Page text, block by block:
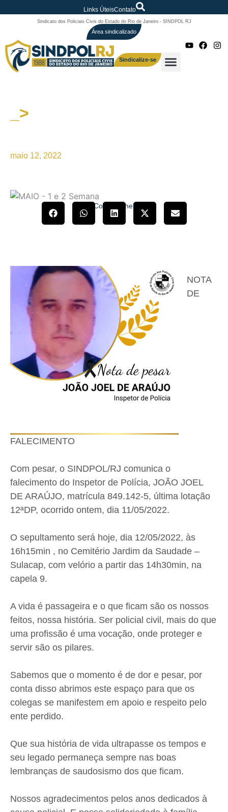
Links ÚteisContato
Sindicato dos Policiais Civis do Estado do Rio de Janeiro - SINDPOL RJ
Área sindicalizado
Sindicalize-se
_>
maio 12, 2022
Compartilhe!
NOTA
DE
FALECIMENTO
Com pesar, o SINDPOL/RJ comunica o
falecimento do Inspetor de Polícia, JOÃO JOEL
DE ARAÚJO, matrícula 849.142-5, última lotação
12ªDP, ocorrido ontem, dia 11/05/2022.
O sepultamento será hoje, dia 12/05/2022, às
16h15min , no Cemitério Jardim da Saudade –
Sulacap, com velório a partir das 14h30min, na
capela 9.
A vida é passageira e o que ficam são os nossos
feitos, nossa história. Ser policial civil, mais do que
uma profissão é uma vocação, onde proteger e
servir são os pilares.
Sabemos que o momento é de dor e pesar, por
conta disso abrimos este espaço para que os
colegas se manifestem em apoio e respeito pelo
ente perdido.
Que sua história de vida ultrapasse os tempos e
seu legado permaneça sempre nas boas
lembranças de saudosismo dos que ficam.
Nossos agradecimentos pelos anos dedicados à